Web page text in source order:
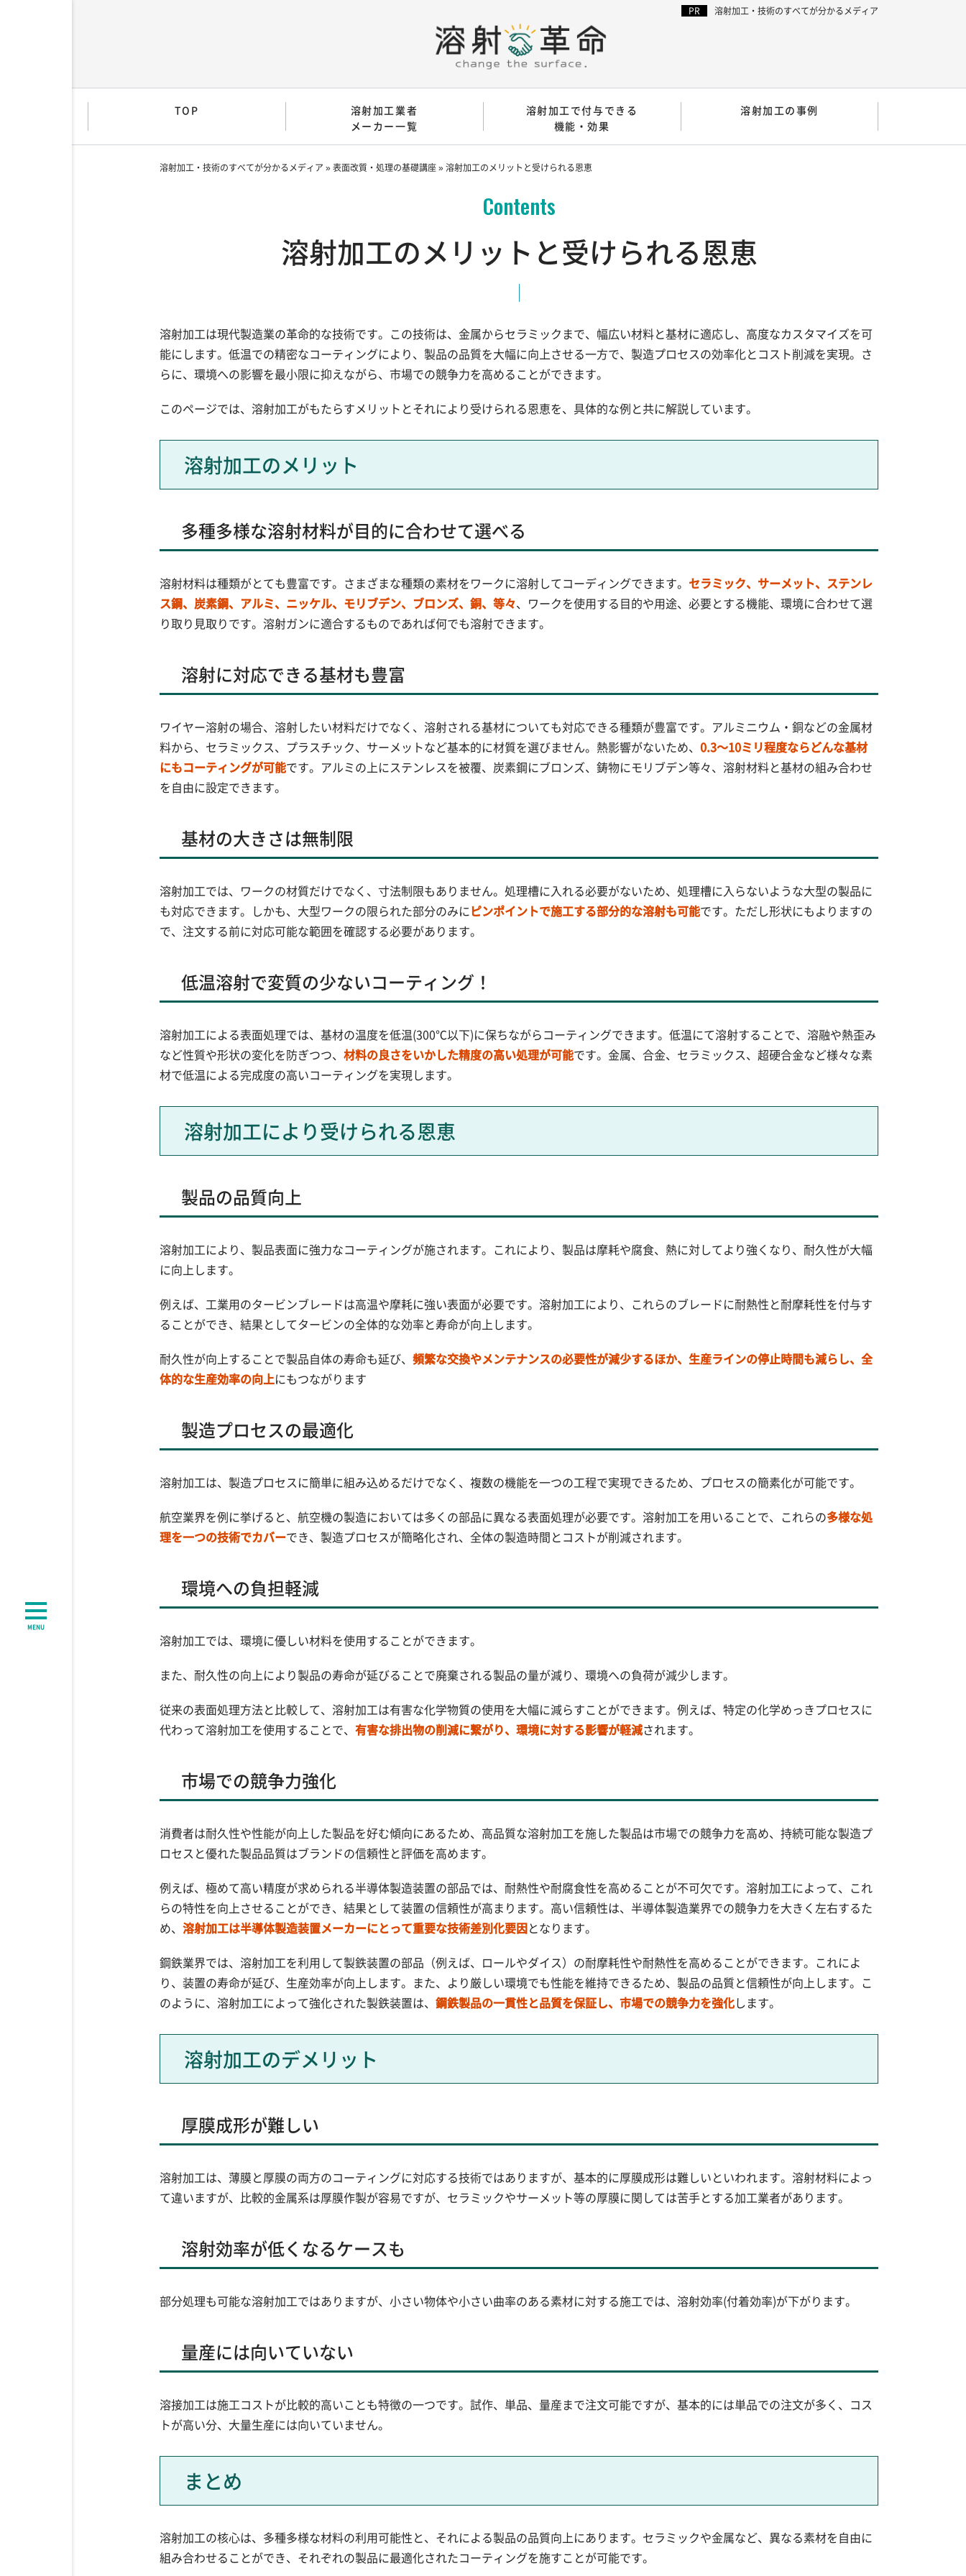
溶射加工・技術のすべてが分かるメディア
MENU
TOP
溶射加工業者
メーカー一覧
溶射加工で付与できる
機能・効果
溶射加工の事例
溶射加工・技術のすべてが分かるメディア »表面改質・処理の基礎講座»溶射加工のメリットと受けられる恩恵
溶射加工のメリットと受けられる恩恵
溶射加工は現代製造業の革命的な技術です。この技術は、金属からセラミックまで、幅広い材料と基材に適応し、高度なカスタマイズを可
能にします。低温での精密なコーティングにより、製品の品質を大幅に向上させる一方で、製造プロセスの効率化とコスト削減を実現。さ
らに、環境への影響を最小限に抑えながら、市場での競争力を高めることができます。
このページでは、溶射加工がもたらすメリットとそれにより受けられる恩恵を、具体的な例と共に解説しています。
溶射加工のメリット
多種多様な溶射材料が目的に合わせて選べる
溶射材料は種類がとても豊富です。さまざまな種類の素材をワークに溶射してコーディングできます。 セラミック、サーメット、ステンレ
ス鋼、炭素鋼、アルミ、ニッケル、モリブデン、ブロンズ、銅、等々、ワークを使用する目的や用途、必要とする機能、環境に合わせて選
り取り見取りです。溶射ガンに適合するものであれば何でも溶射できます。
溶射に対応できる基材も豊富
ワイヤー溶射の場合、溶射したい材料だけでなく、溶射される基材についても対応できる種類が豊富です。アルミニウム・銅などの金属材
料から、セラミックス、プラスチック、サーメットなど基本的に材質を選びません。熱影響がないため、 0.3～10ミリ程度ならどんな基材
にもコーティングが可能です。アルミの上にステンレスを被覆、炭素鋼にブロンズ、鋳物にモリブデン等々、溶射材料と基材の組み合わせ
を自由に設定できます。
基材の大きさは無制限
溶射加工では、ワークの材質だけでなく、寸法制限もありません。処理槽に入れる必要がないため、処理槽に入らないような大型の製品に
も対応できます。しかも、大型ワークの限られた部分のみにピンポイントで施工する部分的な溶射も可能です。ただし形状にもよりますの
で、注文する前に対応可能な範囲を確認する必要があります。
低温溶射で変質の少ないコーティング！
溶射加工による表面処理では、基材の温度を低温(300℃以下)に保ちながらコーティングできます。低温にて溶射することで、溶融や熱歪み
など性質や形状の変化を防ぎつつ、 材料の良さをいかした精度の高い処理が可能です。金属、合金、セラミックス、超硬合金など様々な素
材で低温による完成度の高いコーティングを実現します。
溶射加工により受けられる恩恵
製品の品質向上
溶射加工により、製品表面に強力なコーティングが施されます。これにより、製品は摩耗や腐食、熱に対してより強くなり、耐久性が大幅
に向上します。
例えば、工業用のタービンブレードは高温や摩耗に強い表面が必要です。溶射加工により、これらのブレードに耐熱性と耐摩耗性を付与す
ることができ、結果としてタービンの全体的な効率と寿命が向上します。
耐久性が向上することで製品自体の寿命も延び、 頻繁な交換やメンテナンスの必要性が減少するほか、生産ラインの停止時間も減らし、全
体的な生産効率の向上にもつながります
製造プロセスの最適化
溶射加工は、製造プロセスに簡単に組み込めるだけでなく、複数の機能を一つの工程で実現できるため、プロセスの簡素化が可能です。
航空業界を例に挙げると、航空機の製造においては多くの部品に異なる表面処理が必要です。溶射加工を用いることで、これらの多様な処
理を一つの技術でカバーでき、製造プロセスが簡略化され、全体の製造時間とコストが削減されます。
環境への負担軽減
溶射加工では、環境に優しい材料を使用することができます。
また、耐久性の向上により製品の寿命が延びることで廃棄される製品の量が減り、環境への負荷が減少します。
従来の表面処理方法と比較して、溶射加工は有害な化学物質の使用を大幅に減らすことができます。例えば、特定の化学めっきプロセスに
代わって溶射加工を使用することで、 有害な排出物の削減に繋がり、環境に対する影響が軽減されます。
市場での競争力強化
消費者は耐久性や性能が向上した製品を好む傾向にあるため、高品質な溶射加工を施した製品は市場での競争力を高め、持続可能な製造プ
ロセスと優れた製品品質はブランドの信頼性と評価を高めます。
例えば、極めて高い精度が求められる半導体製造装置の部品では、耐熱性や耐腐食性を高めることが不可欠です。溶射加工によって、これ
らの特性を向上させることができ、結果として装置の信頼性が高まります。高い信頼性は、半導体製造業界での競争力を大きく左右するた
め、 溶射加工は半導体製造装置メーカーにとって重要な技術差別化要因となります。
鋼鉄業界では、溶射加工を利用して製鉄装置の部品（例えば、ロールやダイス）の耐摩耗性や耐熱性を高めることができます。これによ
り、装置の寿命が延び、生産効率が向上します。また、より厳しい環境でも性能を維持できるため、製品の品質と信頼性が向上します。こ
のように、溶射加工によって強化された製鉄装置は、 鋼鉄製品の一貫性と品質を保証し、市場での競争力を強化します。
溶射加工のデメリット
厚膜成形が難しい
溶射加工は、薄膜と厚膜の両方のコーティングに対応する技術ではありますが、基本的に厚膜成形は難しいといわれます。溶射材料によっ
て違いますが、比較的金属系は厚膜作製が容易ですが、セラミックやサーメット等の厚膜に関しては苦手とする加工業者があります。
溶射効率が低くなるケースも
部分処理も可能な溶射加工ではありますが、小さい物体や小さい曲率のある素材に対する施工では、溶射効率(付着効率)が下がります。
量産には向いていない
溶接加工は施工コストが比較的高いことも特徴の一つです。試作、単品、量産まで注文可能ですが、基本的には単品での注文が多く、コス
トが高い分、大量生産には向いていません。
まとめ
溶射加工の核心は、多種多様な材料の利用可能性と、それによる製品の品質向上にあります。セラミックや金属など、異なる素材を自由に
組み合わせることができ、それぞれの製品に最適化されたコーティングを施すことが可能です。